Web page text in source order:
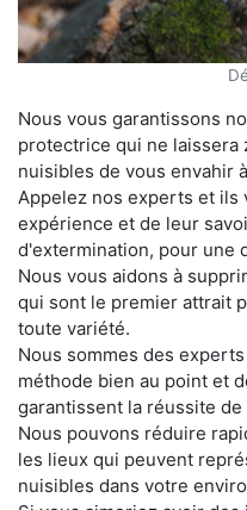
Nous vous garantissons
protectrice qui ne laissera
nuisibles de vous envahir
Appelez nos experts et
expérience et de leur
d'extermination, pour une
Nous vous aidons à
qui sont le premier attrait
toute variété.
Nous sommes des
méthode bien au point et
garantissent la réussite
Nous pouvons réduire
les lieux qui peuvent
nuisibles dans votre